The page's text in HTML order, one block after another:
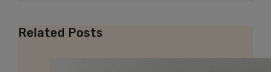
Related Posts